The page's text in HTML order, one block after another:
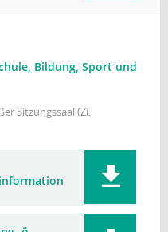
Bildung, Sport und
Sitzungssaal (Zi.